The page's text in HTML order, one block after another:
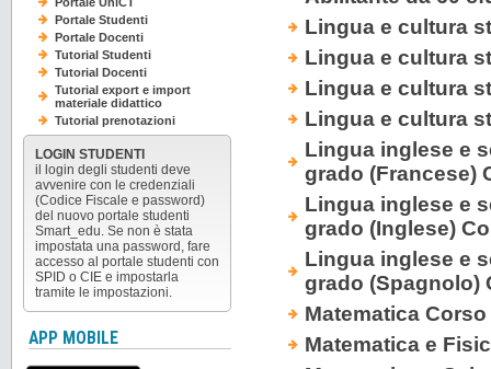
Lingua e cultura
Lingua e cultura
Lingua e cultura
Lingua e cultura
Lingua inglese e
grado (Francese)
Lingua inglese e
grado (Inglese)
Lingua inglese e
grado (Spagnolo)
Matematica
Matematica e
Portale Studenti
Portale Docenti
Tutorial Studenti
Tutorial Docenti
Tutorial export e import
materiale didattico
Tutorial prenotazioni
LOGIN STUDENTI
il login degli studenti deve
avvenire con le credenziali
(Codice Fiscale e password)
del nuovo portale studenti
Smart_edu. Se non è stata
impostata una password, fare
accesso al portale studenti con
SPID o CIE e impostarla
tramite le impostazioni.
APP MOBILE